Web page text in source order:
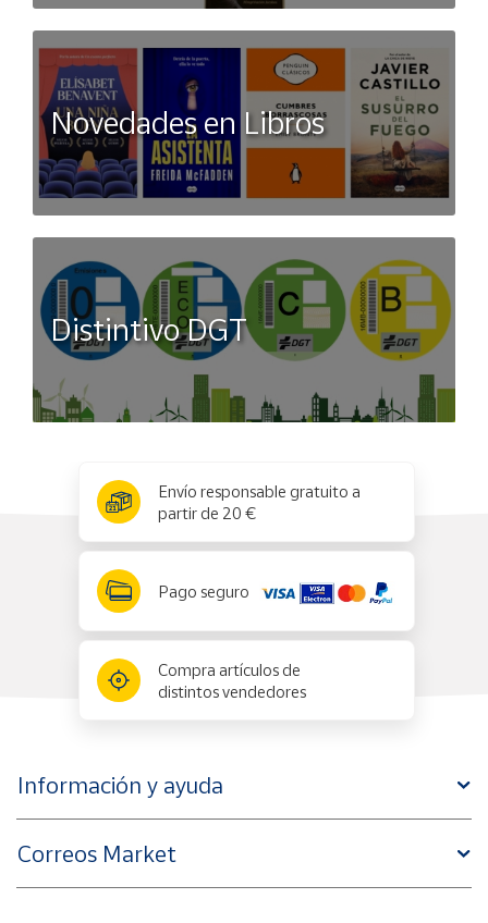
Novedades en Libros
Distintivo DGT
Envío responsable gratuito a
partir de 20 €
Pago seguro
Compra artículos de
distintos vendedores
Información y ayuda
Correos Market